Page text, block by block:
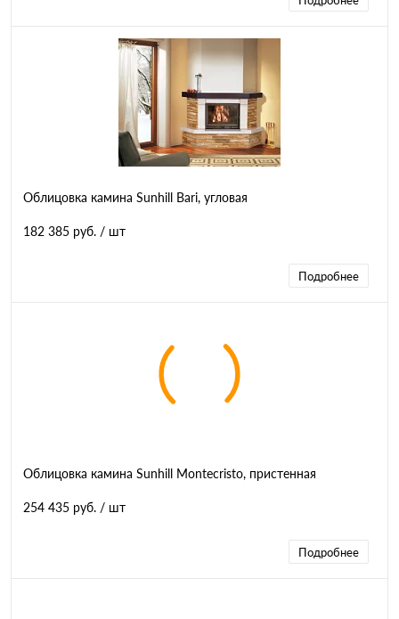
Облицовка камина Sunhill Bari, угловая
182 385 руб. / шт
Подробнее
Облицовка камина Sunhill Montecristo, пристенная
254 435 руб. / шт
Подробнее